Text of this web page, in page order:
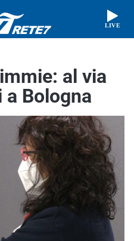
LIVE
al via
Bologna